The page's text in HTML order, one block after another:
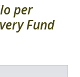
per
Fund